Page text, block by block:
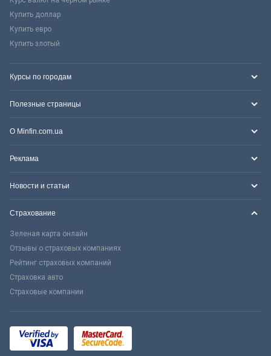
Купить доллар
Купить евро
Купить злотый
Курсы по городам
Полезные страницы
О Minfin.com.ua
Реклама
Новости и статьи
Страхование
Зеленая карта онлайн
Отзывы о страховых компаниях
Рейтинг страховых компаний
Страховка авто
Страховые компании